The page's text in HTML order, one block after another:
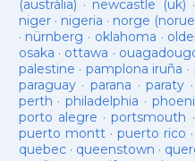
(austràlia) · newcastle (uk) ·
niger· nigeria · norge
· nürnberg · oklahoma ·
osaka · ottawa ·
palestine · pamplona iruña ·
paraguay· parana ·paraty ·
perth ·philadelphia ·
porto alegre ·portsmouth
puerto montt· puerto rico
quebec· queenstown ·